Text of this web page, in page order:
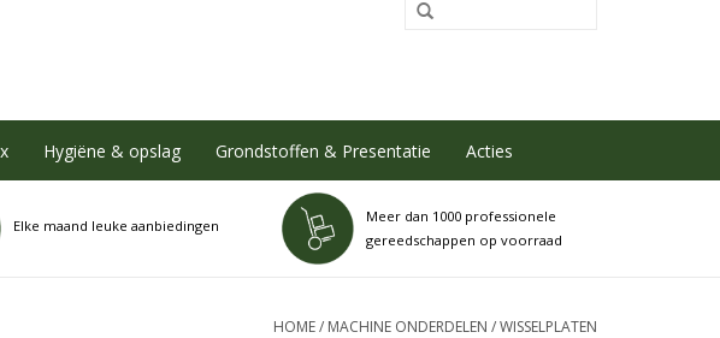
Hygiëne & opslag Grondstoffen & Presentatie Acties
Elke maand leuke aanbiedingen
Meer dan 1000 professionele
gereedschappen op voorraad
HOME/ MACHINE ONDERDELEN /WISSELPLATEN